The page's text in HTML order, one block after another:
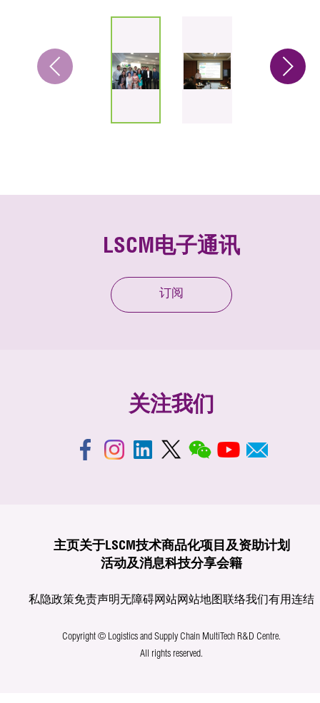
LSCM电子通讯
订阅
关注我们
主页关于LSCM技术商品化项目及资助计划
活动及消息科技分享会籍
私隐政策免责声明无障碍网站网站地图联络我们有用连结
Copyright © Logistics and Supply Chain MultiTech R&D Centre.
All rights reserved.